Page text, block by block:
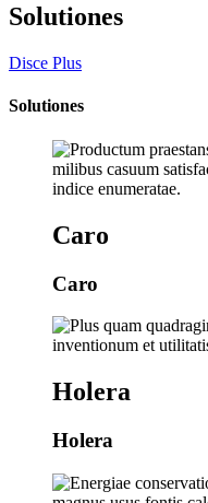
Solutiones
Disce Plus
Solutiones
Caro
Caro
Holera
Holera